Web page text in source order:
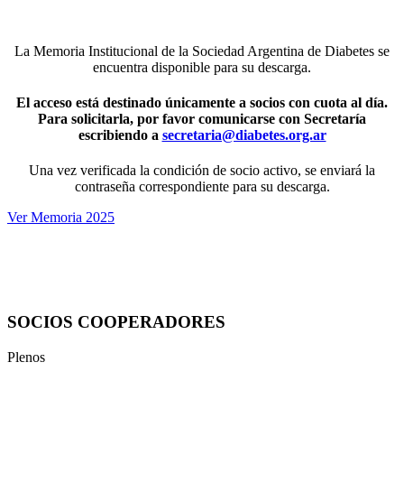
La Memoria Institucional de la Sociedad Argentina de Diabetes se
encuentra disponible para su descarga.
El acceso está destinado únicamente a socios con cuota al día.
Para solicitarla, por favor comunicarse con Secretaría
escribiendo a secretaria@diabetes.org.ar
Una vez verificada la condición de socio activo, se enviará la
contraseña correspondiente para su descarga.
Ver Memoria 2025
SOCIOS COOPERADORES
Plenos